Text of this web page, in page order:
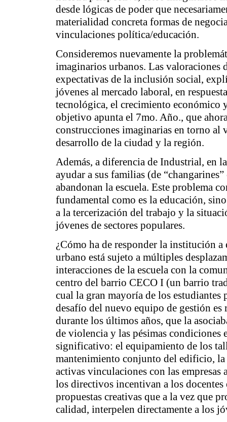
desde lógicas de poder que
materialidad concreta formas de
vinculaciones política/educación.
Consideremos nuevamente la
imaginarios urbanos. Las valoraciones
expectativas de la inclusión social,
jóvenes al mercado laboral, en
tecnológica, el crecimiento económico
objetivo apunta el 7mo. Año., que
construcciones imaginarias en torno
desarrollo de la ciudad y la región.
Además, a diferencia de Industrial, en
ayudar a sus familias (de
abandonan la escuela. Este problema
fundamental como es la educación,
a la tercerización del trabajo y la
jóvenes de sectores populares.
¿Cómo ha de responder la institución
urbano está sujeto a múltiples
interacciones de la escuela con la
centro del barrio CECO I (un barrio
cual la gran mayoría de los
desafío del nuevo equipo de gestión es
durante los últimos años, que la
de violencia y las pésimas
significativo: el equipamiento de los
mantenimiento conjunto del edificio,
activas vinculaciones con las empresas
los directivos incentivan a los
propuestas creativas que a la vez que
calidad, interpelen directamente a los